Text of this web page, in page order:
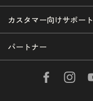
カスタマー向けサポート
パートナー